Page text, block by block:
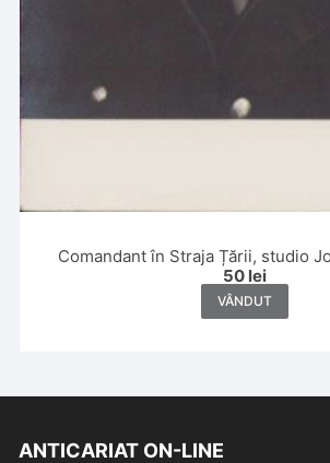
Comandant în Straja Țării, studio
50 lei
VÂNDUT
ANTICARIAT ON-LINE